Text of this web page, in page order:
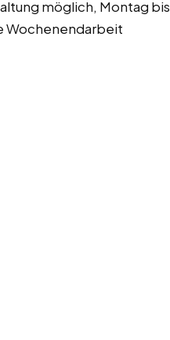
möglich, Montag bis
Wochenendarbeit